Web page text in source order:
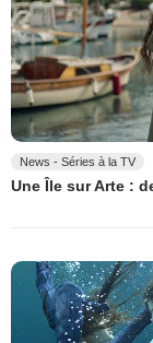
News - Séries à la TV
Une Île sur Arte :